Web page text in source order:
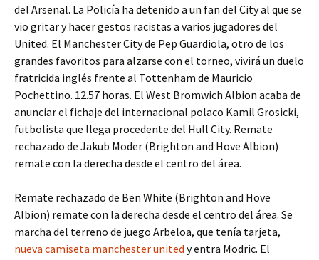
del Arsenal. La Policía ha detenido a un fan del City al que se
vio gritar y hacer gestos racistas a varios jugadores del
United. El Manchester City de Pep Guardiola, otro de los
grandes favoritos para alzarse con el torneo, vivirá un duelo
fratricida inglés frente al Tottenham de Mauricio
Pochettino. 12.57 horas. El West Bromwich Albion acaba de
anunciar el fichaje del internacional polaco Kamil Grosicki,
futbolista que llega procedente del Hull City. Remate
rechazado de Jakub Moder (Brighton and Hove Albion)
remate con la derecha desde el centro del área.
Remate rechazado de Ben White (Brighton and Hove
Albion) remate con la derecha desde el centro del área. Se
marcha del terreno de juego Arbeloa, que tenía tarjeta,
nueva camiseta manchester united y entra Modric. El